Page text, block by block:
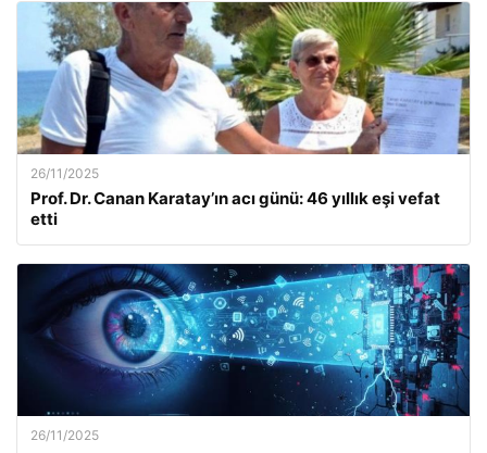
26/11/2025
Prof. Dr. Canan Karatay’ın acı günü: 46 yıllık eşi vefat
etti
26/11/2025